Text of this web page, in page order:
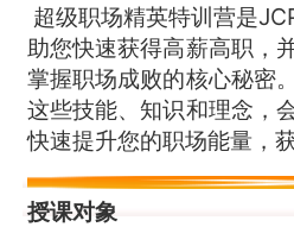
超级职场精英特训营是
助您快速获得高薪高职，
掌握职场成败的核心秘密
这些技能、知识和理念，
快速提升您的职场能量，
授课对象